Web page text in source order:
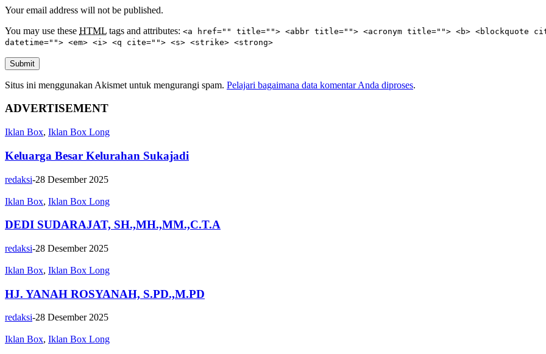
Your email address will not be published.
You may use these HTML tags and attributes: <a href="" title=""> <abbr title=""> <acronym title=""> <b> <blockquote
datetime=""> <em> <i> <q cite=""> <s> <strike> <strong>
Submit
Situs ini menggunakan Akismet untuk mengurangi spam. Pelajari bagaimana data komentar Anda diproses.
ADVERTISEMENT
Iklan Box, Iklan Box Long
Keluarga Besar Kelurahan Sukajadi
redaksi-28 Desember 2025
Iklan Box, Iklan Box Long
DEDI SUDARAJAT, SH.,MH.,MM.,C.T.A
redaksi-28 Desember 2025
Iklan Box, Iklan Box Long
HJ. YANAH ROSYANAH, S.PD.,M.PD
redaksi-28 Desember 2025
Iklan Box, Iklan Box Long